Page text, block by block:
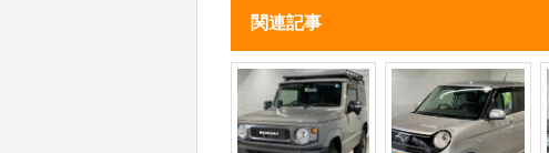
ー ロールサンシェード スズキセー
フティサポート シートヒーター オ
ートエアコン ＵＳＢソケット
関連記事